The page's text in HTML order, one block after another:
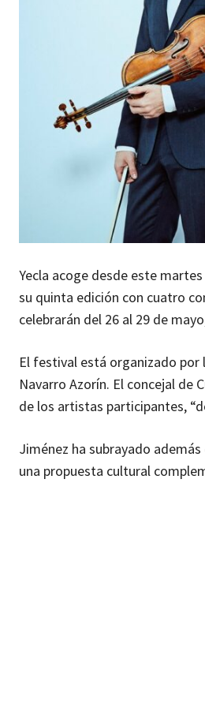
Yecla acoge desde este
su quinta edición con cuatro
celebrarán del 26 al 29 de
El festival está organizado por
Navarro Azorín. El concejal de
de los artistas participantes,
Jiménez ha subrayado
una propuesta cultural